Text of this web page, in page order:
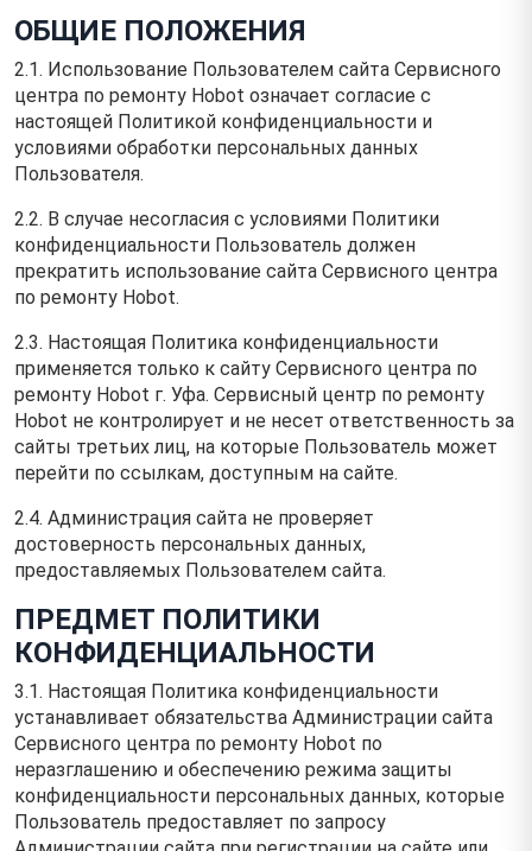
ОБЩИЕ ПОЛОЖЕНИЯ
2.1. Использование Пользователем сайта Сервисного
центра по ремонту Hobot означает согласие с
настоящей Политикой конфиденциальности и
условиями обработки персональных данных
Пользователя.
2.2. В случае несогласия с условиями Политики
конфиденциальности Пользователь должен
прекратить использование сайта Сервисного центра
по ремонту Hobot.
2.3. Настоящая Политика конфиденциальности
применяется только к сайту Сервисного центра по
ремонту Hobot г. Уфа. Сервисный центр по ремонту
Hobot не контролирует и не несет ответственность за
сайты третьих лиц, на которые Пользователь может
перейти по ссылкам, доступным на сайте.
2.4. Администрация сайта не проверяет
достоверность персональных данных,
предоставляемых Пользователем сайта.
ПРЕДМЕТ ПОЛИТИКИ
КОНФИДЕНЦИАЛЬНОСТИ
3.1. Настоящая Политика конфиденциальности
устанавливает обязательства Администрации сайта
Сервисного центра по ремонту Hobot по
неразглашению и обеспечению режима защиты
конфиденциальности персональных данных, которые
Пользователь предоставляет по запросу